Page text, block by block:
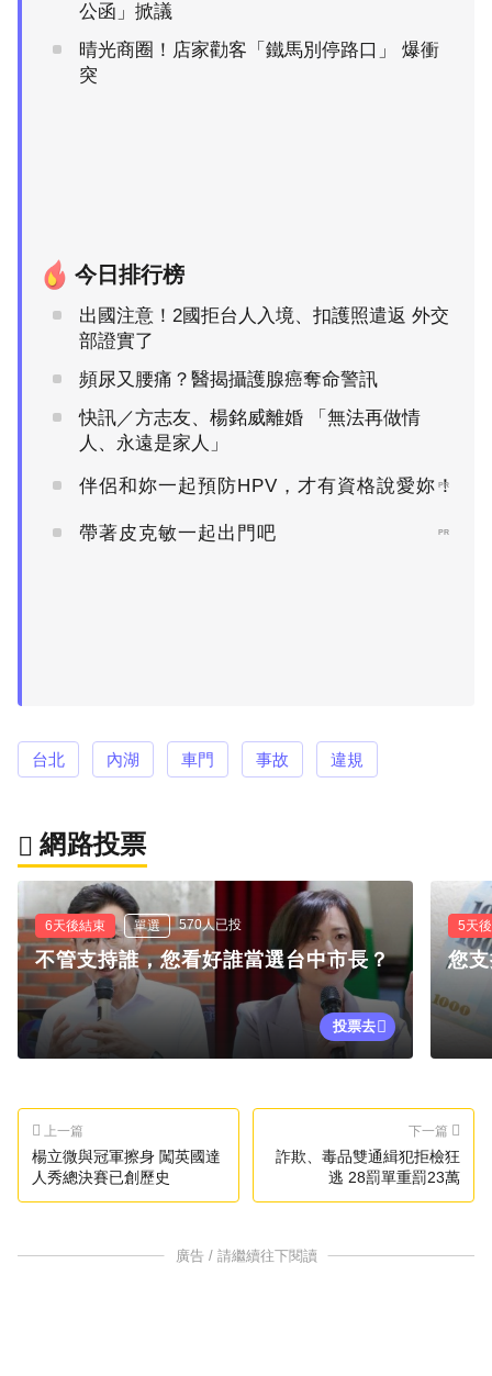
公函」掀議
晴光商圈！店家勸客「鐵馬別停路口」 爆衝
突
今日排行榜
出國注意！2國拒台人入境、扣護照遣返 外交
部證實了
頻尿又腰痛？醫揭攝護腺癌奪命警訊
快訊／方志友、楊銘威離婚 「無法再做情
人、永遠是家人」
伴侶和妳一起預防HPV，才有資格說愛妳！
PR
帶著皮克敏一起出門吧 PR
台北 內湖 車門 事故 違規
網路投票
6天後結束 單選 570人已投
不管支持誰，您看好誰當選台中市長？
投票去
5天
您
上一篇
楊立微與冠軍擦身 闖英國達
人秀總決賽已創歷史
下一篇
詐欺、毒品雙通緝犯拒檢狂
逃 28罰單重罰23萬
廣告 / 請繼續往下閱讀